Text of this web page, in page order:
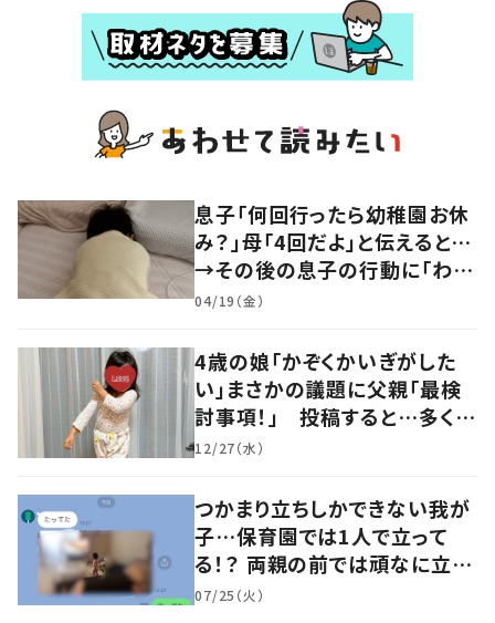
息子「何回行ったら幼稚園お休
み？」母「4回だよ」と伝えると…
→その後の息子の行動に「わか
るよその気持ち」「うちの子も！」
04/19（金）
4歳の娘「かぞくかいぎがした
い」まさかの議題に父親「最検
討事項！」 投稿すると…多くの
意見が寄せられる！
12/27（水）
つかまり立ちしかできない我が
子…保育園では1人で立って
る！？ 両親の前では頑なに立た
ない1歳児が可愛すぎる…！
07/25（火）